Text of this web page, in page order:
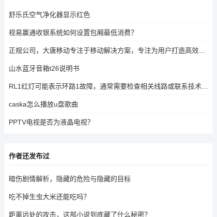
舒乐氏空气净化器显示红色
视易赢通收银系统如何设置包厢最低消费？
正规公司，大唐移动专注于移动解决方案，专注为用户打造高效、安全的移动体验，是正规公司。
山水蓝牙音箱t26说明书
RL1红灯可能表示环路1故障，通常需要检查相关线路或联系技术支持进一步诊断。
caska怎么播放u盘歌曲
PPTV电视是否为液晶电视？
作者还发布过
暗伤剧情解析，隐藏的危险与隐藏的目标
吃不掉生虫大米还能吃吗？
距离远处的攻击，这部小说到底藏了什么秘密？